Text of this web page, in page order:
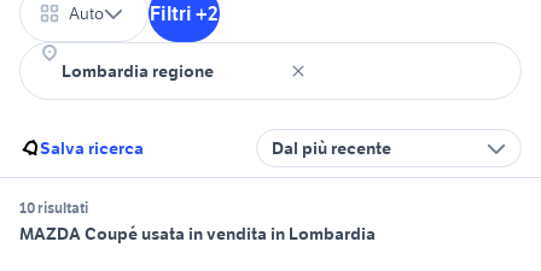
Auto Filtri +2
Salva ricerca Dal più recente
10 risultati
MAZDA Coupé usata in vendita in Lombardia